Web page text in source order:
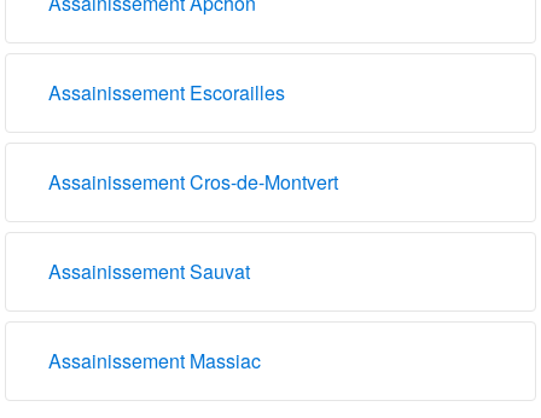
Assainissement Escorailles
Assainissement Cros-de-Montvert
Assainissement Sauvat
Assainissement Massiac